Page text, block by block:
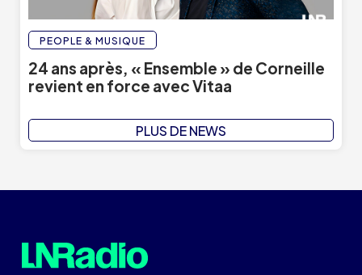
PEOPLE & MUSIQUE
24 ans après, « Ensemble » de Corneille
revient en force avec Vitaa
PLUS DE NEWS